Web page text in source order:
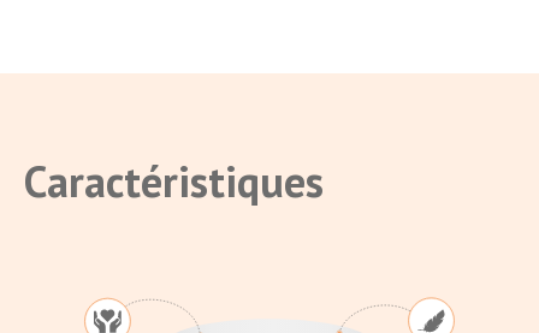
Caractéristiques